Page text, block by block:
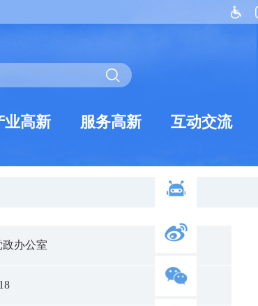
业高新 服务高新 互动交流
办公室